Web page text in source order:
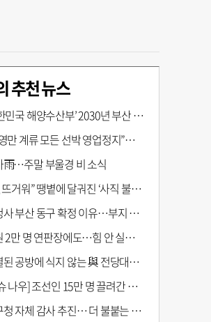
추천 뉴스
국 해양수산부’ 2030년 부산 북항시대 연다
계류 모든 선박 영업정지”… 재개발 속도전
雨…주말 부울경 비 소식
워” 땡볕에 달궈진 ‘사직 불가마’ 관중석 무려 70도
동구 확정 이유…부지 용이성·접근성·집적 가능성이 운명 갈랐다 [해수부 북항 시대]
명 연판장에도…힘 안 실리는 ‘장동혁 사퇴’ 공세
방에 식지 않는 與 전당대회… 호남·수도권 집중하는 후보들
] 조선인 15만 명 끌려간 치쿠호 탄광… 대를 이은 진실 캐기
자체 감사 추진… 더 불붙는 북구 신청사 갈등